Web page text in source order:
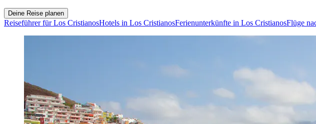
Deine Reise planen
Reiseführer für Los CristianosHotels in Los CristianosFerienunterkünfte in Los CristianosFlüge